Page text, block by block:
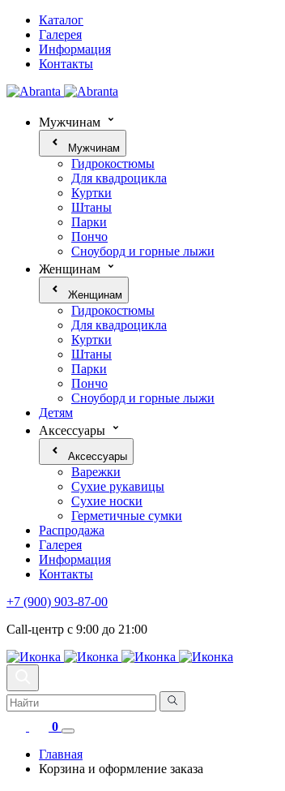
Каталог
Галерея
Информация
Контакты
Мужчинам
Мужчинам
Гидрокостюмы
Для квадроцикла
Куртки
Штаны
Парки
Пончо
Сноуборд и горные лыжи
Женщинам
Женщинам
Гидрокостюмы
Для квадроцикла
Куртки
Штаны
Парки
Пончо
Сноуборд и горные лыжи
Детям
Аксессуары
Аксессуары
Варежки
Сухие рукавицы
Сухие носки
Герметичные сумки
Распродажа
Галерея
Информация
Контакты
+7 (900) 903-87-00
Call-центр с 9:00 до 21:00
0
Главная
Корзина и оформление заказа